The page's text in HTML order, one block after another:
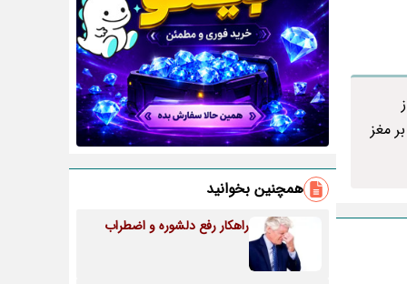
مغز
همچنین بخوانید
راهکار رفع دلشوره و اضطراب